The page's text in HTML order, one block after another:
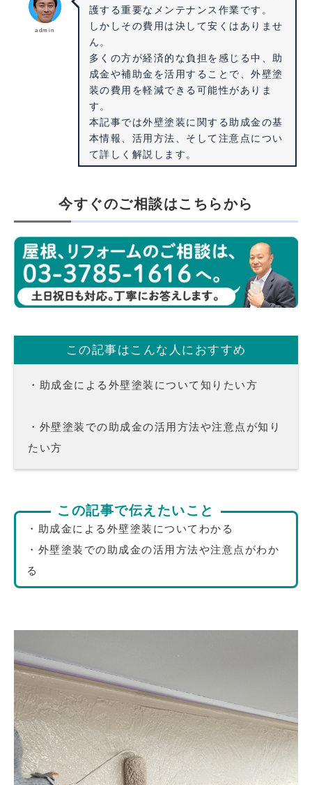
admin
護する重要なメンテナンス作業です。
しかしその費用は決して安くはありませ
ん。
多くの方が経済的な負担を感じる中、助
成金や補助金を活用することで、外壁塗
装の費用を軽減できる可能性がありま
す。
本記事では外壁塗装に関する助成金の基
本情報、活用方法、そして注意点につい
て詳しく解説します。
今すぐのご相談はこちらから
この記事はこんな人におすすめ
・助成金による外壁塗装について知りたい方
・外壁塗装での助成金の活用方法や注意点が知り
たい方
この記事で伝えたいこと
・助成金による外壁塗装についてわかる
・外壁塗装での助成金の活用方法や注意点がわか
る